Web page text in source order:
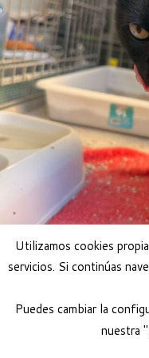
Utilizamos cookies
servicios. Si continúas
Puedes cambiar la
nuestra